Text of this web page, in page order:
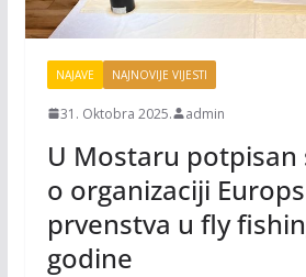
NAJAVE NAJNOVIJE VIJESTI
31. Oktobra 2025. admin
U Mostaru potpisan
o organizaciji
prvenstva u fly
godine